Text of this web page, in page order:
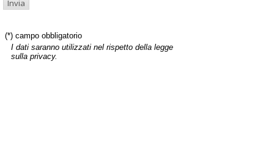
(*) campo obbligatorio
I dati saranno utilizzati nel rispetto della legge
sulla privacy.